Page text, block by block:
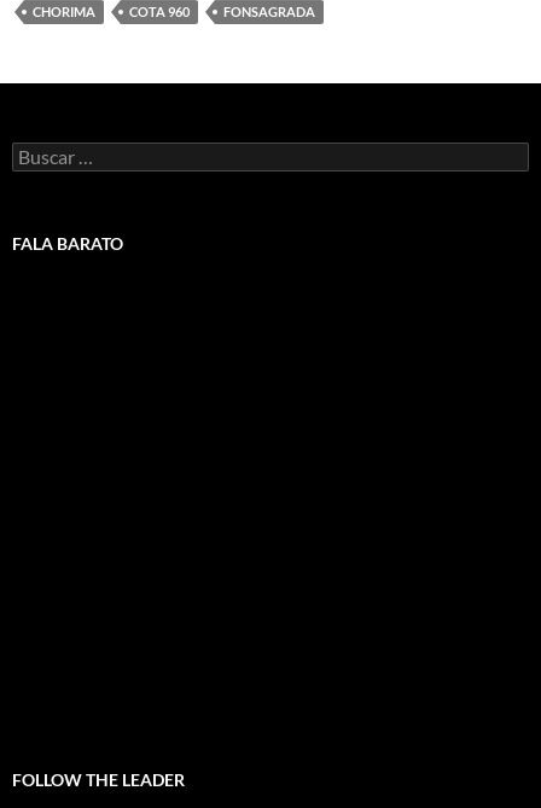
CHORIMA COTA 960 FONSAGRADA
Buscar:
FALA BARATO
FOLLOW THE LEADER